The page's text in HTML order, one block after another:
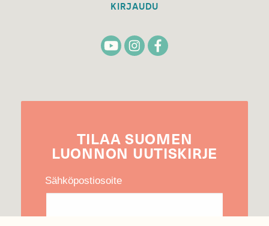
KIRJAUDU
TILAA SUOMEN
LUONNON UUTIS­KIRJE
Sähköpostiosoite